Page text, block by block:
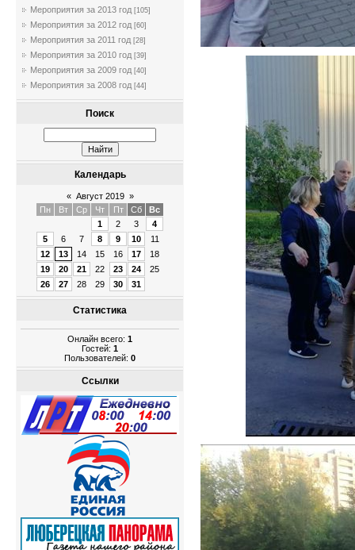
Мероприятия за 2013 год [105]
Мероприятия за 2012 год [60]
Мероприятия за 2011 год [28]
Мероприятия за 2010 год [39]
Мероприятия за 2009 год [40]
Мероприятия за 2008 год [44]
Поиск
Календарь
« Август 2019 »
Пн
Вт Ср Чт Пт Сб
Вс
1
2 3
4
5
6 7 8 9 10
11
12
13 14 15 16 17
18
19
20 21 22 23 24
25
26
27 28 29 30 31
Статистика
Онлайн всего: 1
Гостей: 1
Пользователей: 0
Ссылки